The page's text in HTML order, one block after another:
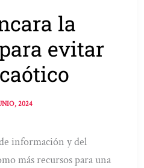
la
evitar
2024
información y del
más recursos para una